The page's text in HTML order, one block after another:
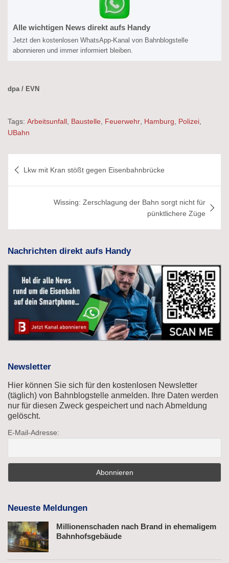
Alle wichtigen News direkt aufs Handy
Jetzt den kostenlosen WhatsApp-Kanal von Bahnblogstelle
abonnieren und immer informiert bleiben.
dpa / EVN
Tags: Arbeitsunfall Baustelle Feuerwehr Hamburg Polizei
UBahn
Lkw mit Kran stößt gegen Eisenbahnbrücke
Wissing: Zerschlagung der Bahn sorgt nicht für
pünktlichere Züge
Nachrichten direkt aufs Handy
Newsletter
Hier können Sie sich für den kostenlosen Newsletter
(täglich) von Bahnblogstelle anmelden. Ihre Daten werden
nur für diesen Zweck gespeichert und nach Abmeldung
gelöscht.
E-Mail-Adresse:
Neueste Meldungen
Millionenschaden nach Brand in ehemaligem
Bahnhofsgebäude